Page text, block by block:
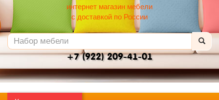
интернет магазин мебели
с доставкой по России
+7 (922) 209-41-01